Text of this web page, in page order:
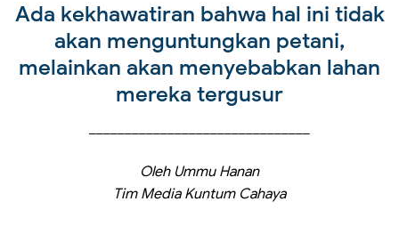
Ada kekhawatiran bahwa hal ini tidak
akan menguntungkan petani,
melainkan akan menyebabkan lahan
mereka tergusur
Oleh Ummu Hanan
Tim Media Kuntum Cahaya